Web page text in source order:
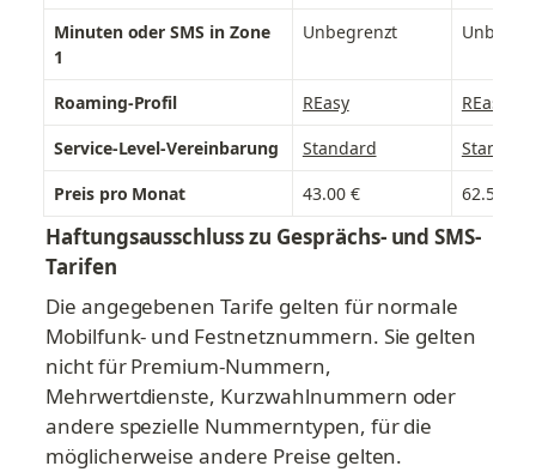
Minuten oder SMS in Zone
1
Unbegrenzt
Roaming-Profil REasy
REasy
Service-Level-Vereinbarung
Standard
Standard
Preis pro Monat
43.00 € 62.50 €
Haftungsausschluss zu Gesprächs- und SMS-
Tarifen
Die angegebenen Tarife gelten für normale
Mobilfunk- und Festnetznummern. Sie gelten
nicht für Premium-Nummern,
Mehrwertdienste, Kurzwahlnummern oder
andere spezielle Nummerntypen, für die
möglicherweise andere Preise gelten.